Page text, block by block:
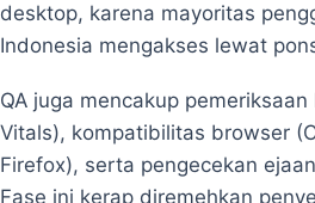
desktop, karena mayoritas
Indonesia mengakses lewat
QA juga mencakup
Vitals), kompatibilitas browser
Firefox), serta pengecekan
Fase ini kerap diremehkan